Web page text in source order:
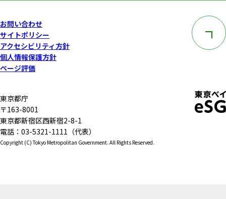
お問い合わせ
サイトポリシー
アクセシビリティ方針
個人情報保護方針
ページ評価
このペー
東京都庁
〒163-8001
東京都新宿区西新宿2-8-1
電話：03-5321-1111（代表）
Copyright (C) Tokyo Metropolitan Government. All Rights Reserved.